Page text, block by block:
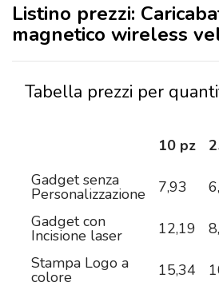
Listino prezzi:
magnetico wireless
Tabella prezzi per
10 pz
Gadget senza
Personalizzazione 7,93
Gadget con
Incisione laser 12,19
Stampa Logo a
colore 15,34